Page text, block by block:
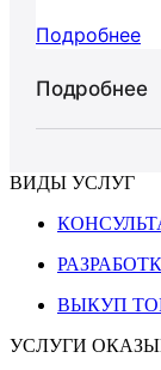
Подробнее
Подробнее
ВИДЫ УСЛУГ
ВЫКУП
УСЛУГИ